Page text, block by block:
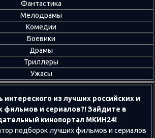
Фантастика
Мелодрамы
Комедии
Боевики
Драмы
Триллеры
Ужасы
интересного из лучших российских и
фильмов и сериалов?! Зайдите в
кинопортал МКИН24!
подборок лучших фильмов и сериалов